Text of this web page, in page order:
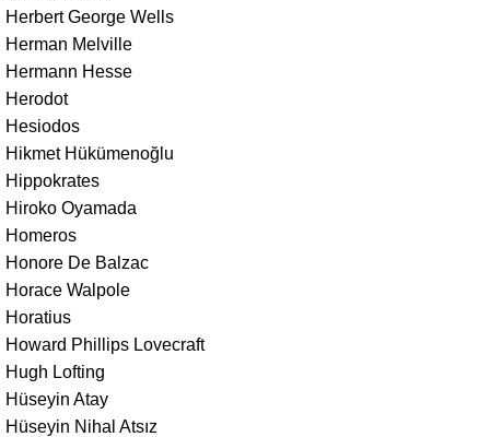
Herbert George Wells
Herman Melville
Hermann Hesse
Herodot
Hesiodos
Hikmet Hükümenoğlu
Hippokrates
Hiroko Oyamada
Homeros
Honore De Balzac
Horace Walpole
Horatius
Howard Phillips Lovecraft
Hugh Lofting
Hüseyin Atay
Hüseyin Nihal Atsız